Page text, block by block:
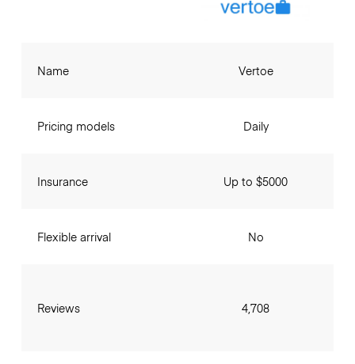
Name
Pricing models
Insurance
Flexible arrival
Reviews
Vertoe
Daily
Up to $5000
No
4,708